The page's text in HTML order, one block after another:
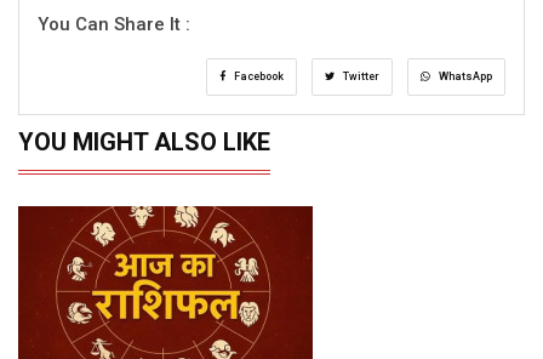
You Can Share It :
Facebook Twitter WhatsApp
YOU MIGHT ALSO LIKE